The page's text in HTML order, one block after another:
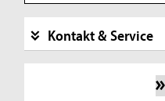
Kontakt & Service